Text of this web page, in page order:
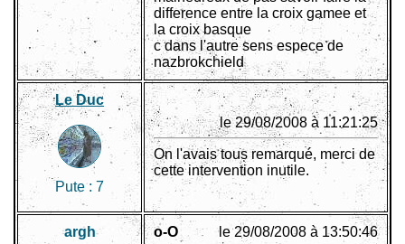
difference entre la croix gamee et
la croix basque
c dans l'autre sens espece de
nazbrokchield
Le Duc
Pute : 7
le 29/08/2008 à 11:21:25
On l'avais tous remarqué, merci de
cette intervention inutile.
argh o-O le 29/08/2008 à 13:50:46